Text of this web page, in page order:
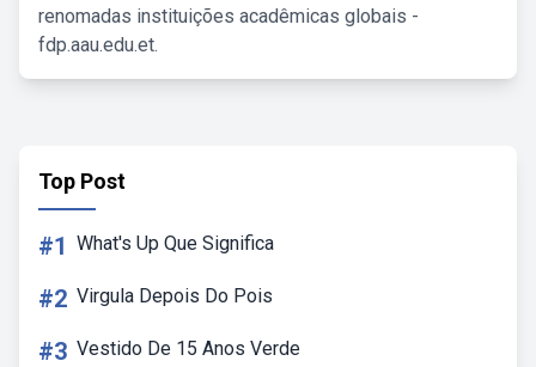
renomadas instituições acadêmicas globais -
fdp.aau.edu.et.
Top Post
#1 What's Up Que Significa
#2 Virgula Depois Do Pois
#3 Vestido De 15 Anos Verde